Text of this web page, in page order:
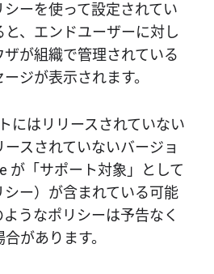
ーを使って設定されてい
、エンドユーザーに対し
が組織で管理されている
ジが表示されます。
にはリリースされていない
スされていないバージョ
が「サポート対象」として
ー）が含まれている可能
うなポリシーは予告なく
があります。